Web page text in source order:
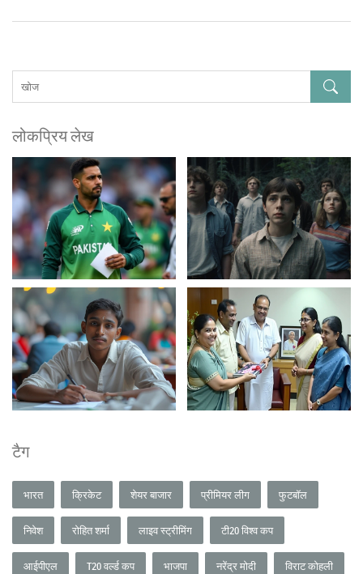
लोकप्रिय लेख
टैग
भारत क्रिकेट शेयर बाजार प्रीमियर लीग फुटबॉल
निवेश रोहित शर्मा लाइव स्ट्रीमिंग टी20 विश्व कप
आईपीएल T20 वर्ल्ड कप भाजपा नरेंद्र मोदी विराट कोहली